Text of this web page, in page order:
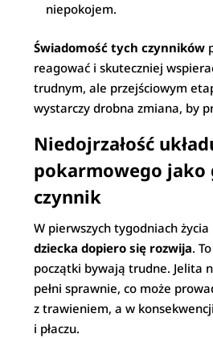
niepokojem.
Świadomość tych czynników
reagować i skuteczniej
trudnym, ale przejściowym
wystarczy drobna zmiana, by
Niedojrzałość
pokarmowego jako
czynnik
W pierwszych tygodniach życia
dziecka dopiero się rozwija.
początki bywają trudne. Jelita
pełni sprawnie, co może
z trawieniem, a w
i płaczu.